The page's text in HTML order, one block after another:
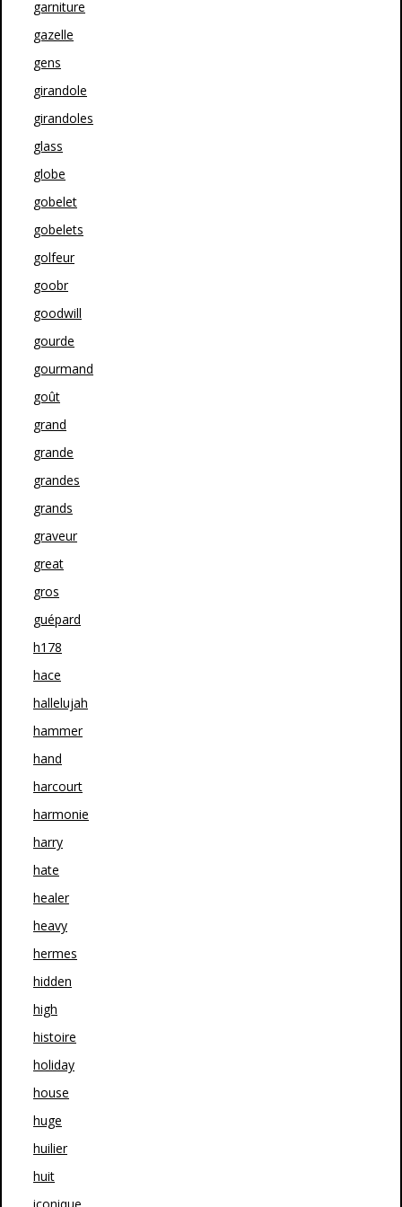
garniture
gazelle
gens
girandole
girandoles
glass
globe
gobelet
gobelets
golfeur
goobr
goodwill
gourde
gourmand
goût
grand
grande
grandes
grands
graveur
great
gros
guépard
h178
hace
hallelujah
hammer
hand
harcourt
harmonie
harry
hate
healer
heavy
hermes
hidden
high
histoire
holiday
house
huge
huilier
huit